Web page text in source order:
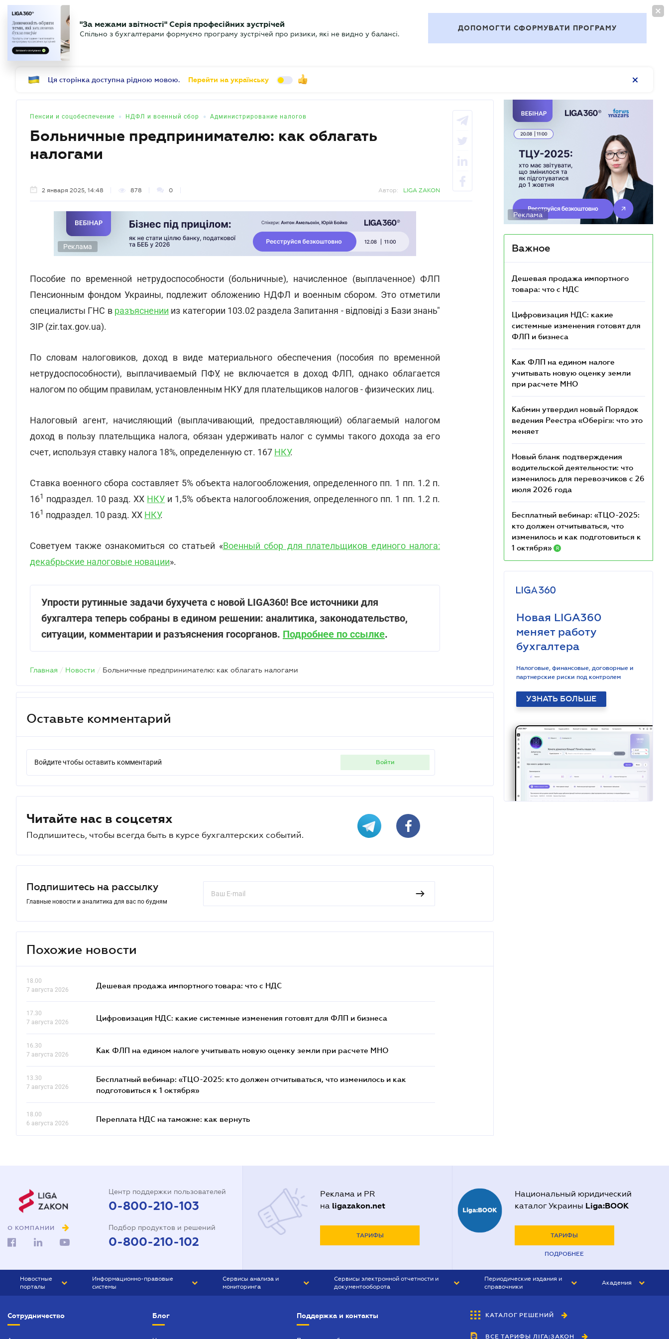
БУХГАЛТЕР Новости Аналитика Календарь Актуально
"За межами звітності" Серія професійних зустрічей
Спільно з бухгалтерами формуємо програму зустрічей про ризики, які не видно у балансі.
ДОПОМОГТИ СФОРМУВАТИ ПРОГРАМУ
Ця сторінка доступна рідною мовою. Перейти на українську
Пенсии и соцобеспечение • НДФЛ и военный сбор • Администрирование налогов
Больничные предпринимателю: как облагать
налогами
2 января 2025, 14:48 878 0 Автор: LIGA ZAKON
Реклама
Пособие по временной нетрудоспособности (больничные), начисленное (выплаченное) ФЛП
Пенсионным фондом Украины, подлежит обложению НДФЛ и военным сбором. Это отметили
специалисты ГНС в разъяснении из категории 103.02 раздела Запитання - відповіді з Бази знань"
ЗІР (zir.tax.gov.ua).
По словам налоговиков, доход в виде материального обеспечения (пособия по временной
нетрудоспособности), выплачиваемый ПФУ, не включается в доход ФЛП, однако облагается
налогом по общим правилам, установленным НКУ для плательщиков налогов - физических лиц.
Налоговый агент, начисляющий (выплачивающий, предоставляющий) облагаемый налогом
доход в пользу плательщика налога, обязан удерживать налог с суммы такого дохода за его
счет, используя ставку налога 18%, определенную ст. 167 НКУ.
Ставка военного сбора составляет 5% объекта налогообложения, определенного пп. 1 пп. 1.2 п.
161 подраздел. 10 разд. XX НКУ и 1,5% объекта налогообложения, определенного пп. 1 пп. 1.2 п.
161 подраздел. 10 разд. XX НКУ.
Советуем также ознакомиться со статьей «Военный сбор для плательщиков единого налога:
декабрьские налоговые новации».
Упрости рутинные задачи бухучета с новой LIGA360! Все источники для
бухгалтера теперь собраны в едином решении: аналитика, законодательство,
ситуации, комментарии и разъяснения госорганов. Подробнее по ссылке.
Главная / Новости / Больничные предпринимателю: как облагать налогами
Оставьте комментарий
Войдите чтобы оставить комментарий войти
Читайте нас в соцсетях
Подпишитесь, чтобы всегда быть в курсе бухгалтерских событий.
Подпишитесь на рассылку
Главные новости и аналитика для вас по будням
Похожие новости
18.00
7 августа 2026
Дешевая продажа импортного товара: что c НДС
17.30
7 августа 2026
Цифровизация НДС: какие системные изменения готовят для ФЛП и бизнеса
16.30
7 августа 2026
Как ФЛП на едином налоге учитывать новую оценку земли при расчете МНО
13.30
7 августа 2026
Бесплатный вебинар: «ТЦО-2025: кто должен отчитываться, что изменилось и как
подготовиться к 1 октября»
18.00
6 августа 2026
Переплата НДС на таможне: как вернуть
Реклама
Важное
Дешевая продажа импортного
товара: что c НДС
Цифровизация НДС: какие
системные изменения готовят для
ФЛП и бизнеса
Как ФЛП на едином налоге
учитывать новую оценку земли
при расчете МНО
Кабмин утвердил новый Порядок
ведения Реестра «Оберіг»: что это
меняет
Новый бланк подтверждения
водительской деятельности: что
изменилось для перевозчиков с 26
июля 2026 года
Бесплатный вебинар: «ТЦО-2025:
кто должен отчитываться, что
изменилось и как подготовиться к
1 октября»
R
Новая LIGA360
меняет работу
бухгалтера
Налоговые, финансовые, договорные и
партнерские риски под контролем
УЗНАТЬ БОЛЬШЕ
О КОМПАНИИ
Центр поддержки пользователей
0-800-210-103
Подбор продуктов и решений
0-800-210-102
Реклама и PR
на ligazakon.net
ТАРИФЫ
Национальный юридический
каталог Украины Liga:BOOK
ТАРИФЫ
ПОДРОБНЕЕ
Новостные
порталы
БИЗНЕС
Информационно-правовые
системы
Сервисы анализа и
мониторинга
Сервисы электронной отчетности и
документооборота
Периодические издания и
справочники
БУХГАЛТЕР&ЗАКОН
ВЕСТНИК МСФО
Академия
Сотрудничество Блог Поддержка и контакты КАТАЛОГ РЕШЕНИЙ
ВСЕ ТАРИФЫ ЛІГА:ЗАКОН